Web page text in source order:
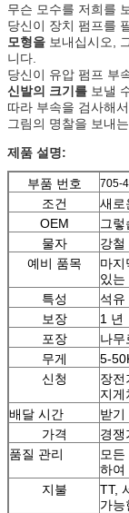
무슨 모수를 저희를
당신이 장치 펌프를
모형을 보내십시오,
니다.
당신이 유압 펌프 부
신발의 크기를 보낼
따라 부속을 검사해
그림의 명찰을 보내
제품 설명:
부품 번호 705-
조건
새로
OEM
그
물자
강철
예비 품목
마지
있는
특성
석유
보장
1 년
포장
나무
무게
5-
신청
장전
지게
배달 시간
받기
가격
경쟁
품질 관리
모
하여
지불
TT,
가능